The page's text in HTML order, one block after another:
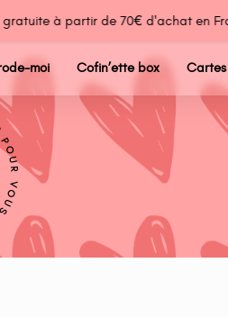
à partir de 70€ d'achat en
moi Cofin’ette box
-